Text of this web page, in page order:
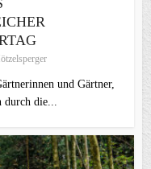
und Gärtner,
die...